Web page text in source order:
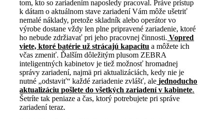
tom, kto so zariadením naposledy pracoval. Práve prístup
k dátam o aktuálnom stave zariadení Vám môže ušetriť
nemalé náklady, pretože skladník alebo operátor vo
výrobe dostane vždy len plne pripravené zariadenie, ktoré
ho nebude zdržiavať pri jeho pracovnej činnosti. Vopred
viete, ktoré batérie už strácajú kapacitu a môžete ich
včas zmeniť. Ďalším dôležitým plusom ZEBRA
inteligentných kabinetov je tiež možnosť hromadnej
správy zariadení, najmä pri aktualizáciách, kedy nie je
nutné „odstaviť“ každé zariadenie zvlášť, ale jednoducho
aktualizáciu pošlete do všetkých zariadení v kabinete.
Šetríte tak peniaze a čas, ktorý potrebujete pri správe
zariadení teraz.